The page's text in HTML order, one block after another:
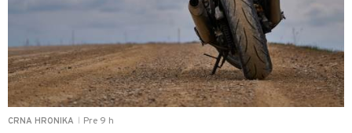
CRNA HRONIKA Pre 9 h